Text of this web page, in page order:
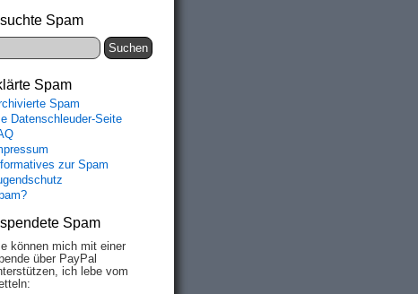
Spam
Spam
Spam
Datenschleuder-Seite
zur Spam
Spam
können mich mit einer
über PayPal
ich lebe vom